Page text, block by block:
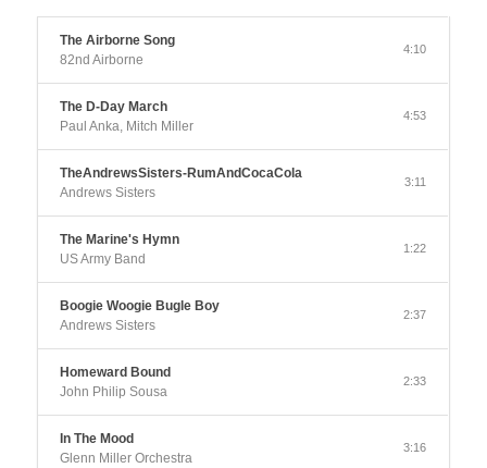
The Airborne Song
82nd Airborne
4:10
The D-Day March
Paul Anka, Mitch Miller
4:53
TheAndrewsSisters-RumAndCocaCola
Andrews Sisters
3:11
The Marine's Hymn
US Army Band
1:22
Boogie Woogie Bugle Boy
Andrews Sisters
2:37
Homeward Bound
John Philip Sousa
2:33
In The Mood
Glenn Miller Orchestra
3:16